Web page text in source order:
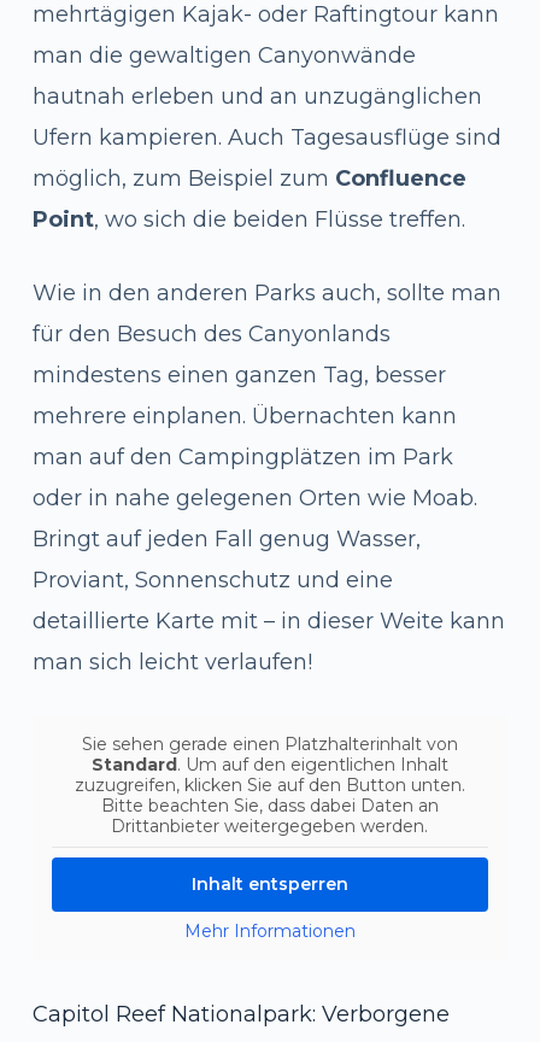
mehrtägigen Kajak- oder Raftingtour kann
man die gewaltigen Canyonwände
hautnah erleben und an unzugänglichen
Ufern kampieren. Auch Tagesausflüge sind
möglich, zum Beispiel zum Confluence
Point, wo sich die beiden Flüsse treffen.
Wie in den anderen Parks auch, sollte man
für den Besuch des Canyonlands
mindestens einen ganzen Tag, besser
mehrere einplanen. Übernachten kann
man auf den Campingplätzen im Park
oder in nahe gelegenen Orten wie Moab.
Bringt auf jeden Fall genug Wasser,
Proviant, Sonnenschutz und eine
detaillierte Karte mit – in dieser Weite kann
man sich leicht verlaufen!
Sie sehen gerade einen Platzhalterinhalt von
Standard . Um auf den eigentlichen Inhalt
zuzugreifen, klicken Sie auf den Button unten.
Bitte beachten Sie, dass dabei Daten an
Drittanbieter weitergegeben werden.
Inhalt entsperren
Mehr Informationen
Capitol Reef Nationalpark: Verborgene